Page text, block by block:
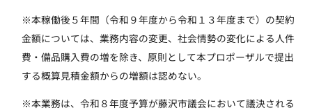
※本稼働後５年間（令和９年度から令和１３年度まで）の契約
金額については、業務内容の変更、社会情勢の変化による人件
費・備品購入費の増を除き、原則として本プロポーザルで提出
する概算見積金額からの増額は認めない。
※本業務は、令和８年度予算が藤沢市議会において議決される